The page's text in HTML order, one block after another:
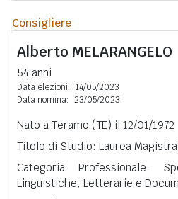
Consigliere
Alberto MELARANGELO
54 anni
Data elezioni: 14/05/2023
Data nomina: 23/05/2023
Nato a Teramo (TE) il 12/01/1972
Titolo di Studio: Laurea
Categoria Professionale:
Linguistiche, Letterarie e